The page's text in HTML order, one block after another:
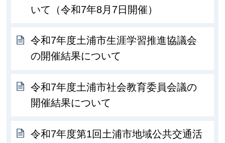
いて（令和7年8月7日開催）
令和7年度土浦市生涯学習推進協議会
の開催結果について
令和7年度土浦市社会教育委員会議の
開催結果について
令和7年度第1回土浦市地域公共交通活